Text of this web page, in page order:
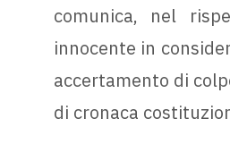
comunica, nel
innocente in
accertamento di
di cronaca